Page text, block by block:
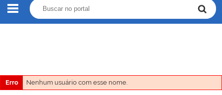
Erro Nenhum usuário com esse nome.